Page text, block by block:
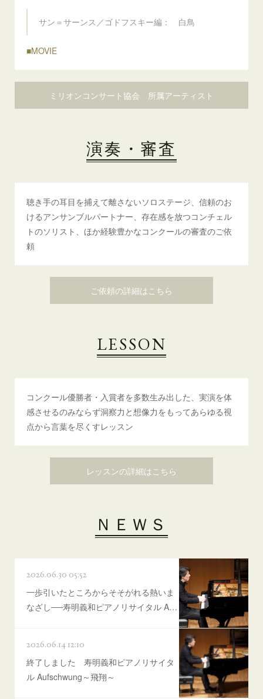
サン＝サーンス／ゴドフスキー編： 白鳥
■MOVIE
ミリオンコンサート協会 所属アーティスト
演奏・審査
聴き手の耳目を捕えて離さないソロステージ、信頼のお
けるアンサンブルパートナー、存在感を放つコンチェル
トのソリスト、ほか経験豊かなコンクールの審査のご依
頼
ご依頼の詳細はこちら
LESSON
コンクール優勝者・入賞者を多数生み出した、実演を体
感させるのみならず洞察力と想像力をもってあらゆる視
点から言葉を尽くすレッスン
レッスンの詳細はこちら
ＮＥＷＳ
2026.06.30 05:52
一歩引いたところからそそがれる熱いま
なざし──寿明義和ピアノリサイタル A…
2026.06.14 12:10
終了しました 寿明義和ピアノリサイタ
ル Aufschwung～飛翔～